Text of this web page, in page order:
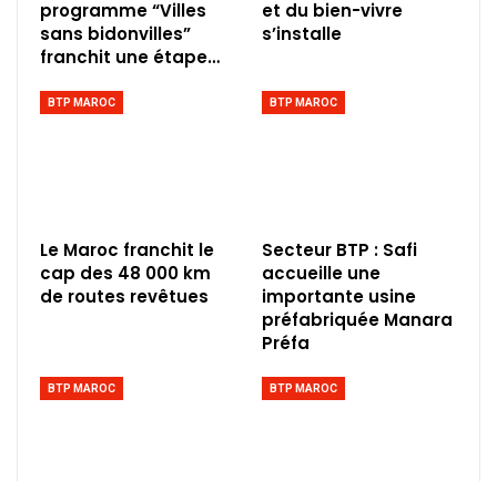
programme “Villes
sans bidonvilles”
franchit une étape…
et du bien-vivre
s’installe
BTP MAROC
Le Maroc franchit le
cap des 48 000 km
de routes revêtues
BTP MAROC
Secteur BTP : Safi
accueille une
importante usine
préfabriquée Manara
Préfa
BTP MAROC BTP MAROC